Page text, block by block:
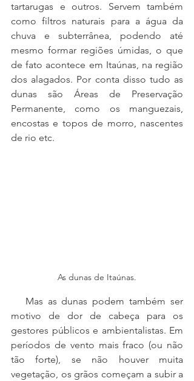
tartarugas e outros. Servem também
como filtros naturais para a água da
chuva e subterrânea, podendo até
mesmo formar regiões úmidas, o que
de fato acontece em Itaúnas, na região
dos alagados. Por conta disso tudo as
dunas são Áreas de Preservação
Permanente, como os manguezais,
encostas e topos de morro, nascentes
de rio etc.
As dunas de Itaúnas.
motivo de dor de cabeça para os
gestores públicos e ambientalistas. Em
períodos de vento mais fraco (ou não
tão forte), se não houver muita
vegetação, os grãos começam a subir a